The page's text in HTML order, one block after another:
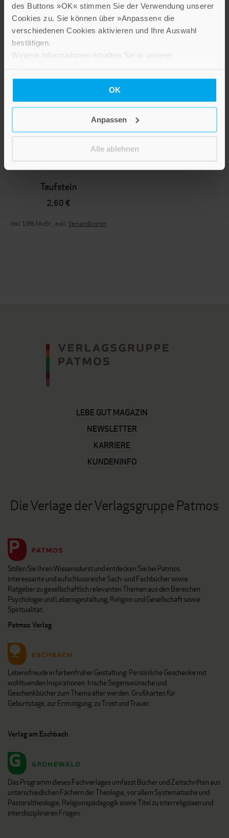
des Buttons »OK« stimmen Sie der Verwendung unserer
Cookies zu. Sie können über »Anpassen« die
verschiedenen Cookies aktivieren und Ihre Auswahl
bestätigen.
Weitere Informationen erhalten Sie in unserer
OK
Anpassen
Alle ablehnen
Begleitet
2,60 €
Taufstein
2,60 €
Inkl. 19% MwSt.,exkl.Versandkosten
LEBE GUT MAGAZIN
NEWSLETTER
KARRIERE
KUNDENINFO
Die Verlage der Verlagsgruppe Patmos
Stillen Sie Ihren Wissensdurst und entdecken Sie bei Patmos
interessante und aufschlussreiche Sach- und Fachbücher sowie
Ratgeber zu gesellschaftlich relevanten Themen aus den Bereichen
Psychologie und Lebensgestaltung, Religion und Gesellschaft sowie
Spiritualität.
Patmos Verlag
Lebensfreude in farbenfroher Gestaltung: Persönliche Geschenke mit
wohltuenden Inspirationen. Irische Segenswünsche und
Geschenkbücher zum Thema älter werden. Grußkarten für
Geburtstage, zur Ermutigung, zu Trost und Trauer.
Verlag am Eschbach
Das Programm dieses Fachverlages umfasst Bücher und Zeitschriften aus
unterschiedlichen Fächern der Theologie, vor allem Systematische und
Pastoraltheologie, Religionspädagogik sowie Titel zu interreligiösen und
interdisziplinären Fragen.